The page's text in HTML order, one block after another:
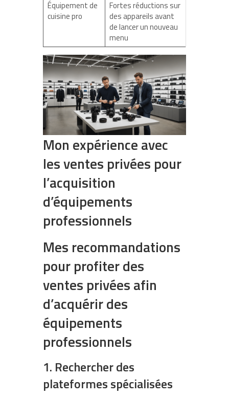
Équipement de
cuisine pro
Fortes réductions sur
des appareils avant
de lancer un nouveau
menu
Mon expérience avec
les ventes privées pour
l’acquisition
d’équipements
professionnels
Mes recommandations
pour profiter des
ventes privées afin
d’acquérir des
équipements
professionnels
1. Rechercher des
plateformes spécialisées